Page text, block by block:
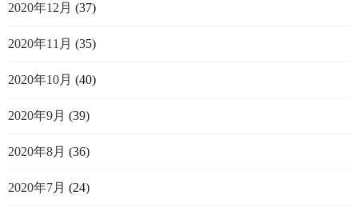
2020年12月 (37)
2020年11月 (35)
2020年10月 (40)
2020年9月 (39)
2020年8月 (36)
2020年7月 (24)